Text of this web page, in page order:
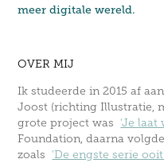
meer digitale wereld.
OVER MIJ
Ik studeerde in 2015 af
Joost (richting Illustratie,
grote project was 'Je laat
Foundation, daarna
zoals 'De engste serie ooit'